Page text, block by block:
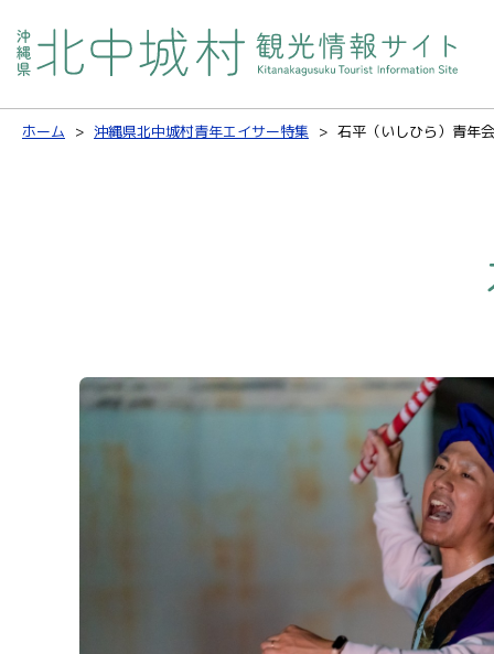
ホーム 沖縄県北中城村青年エイサー特集 石平（いしひら）青年会